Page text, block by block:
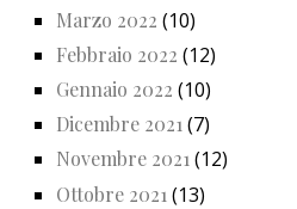
Marzo 2022 (10)
Febbraio 2022 (12)
Gennaio 2022 (10)
Dicembre 2021(7)
Novembre 2021(12)
Ottobre 2021 (13)